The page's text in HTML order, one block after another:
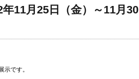
11月25日（金）～11月30
です。